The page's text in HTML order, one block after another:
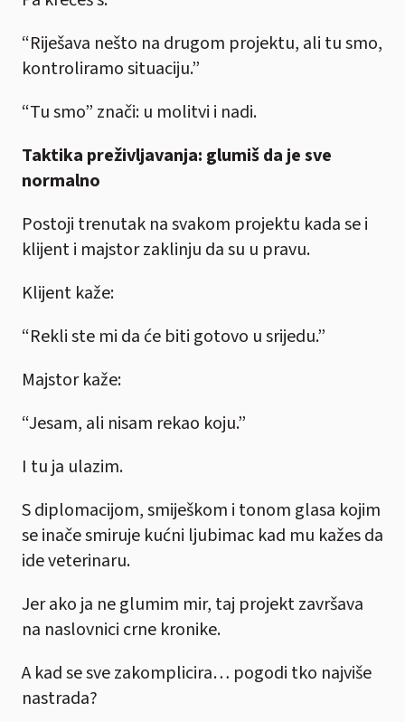
“Riješava nešto na drugom projektu, ali tu smo,
kontroliramo situaciju.”
“Tu smo” znači: u molitvi i nadi.
Taktika preživljavanja: glumiš da je sve
normalno
Postoji trenutak na svakom projektu kada se i
klijent i majstor zaklinju da su u pravu.
Klijent kaže:
“Rekli ste mi da će biti gotovo u srijedu.”
Majstor kaže:
“Jesam, ali nisam rekao koju.”
I tu ja ulazim.
S diplomacijom, smiješkom i tonom glasa kojim
se inače smiruje kućni ljubimac kad mu kažes da
ide veterinaru.
Jer ako ja ne glumim mir, taj projekt završava
na naslovnici crne kronike.
A kad se sve zakomplicira… pogodi tko najviše
nastrada?